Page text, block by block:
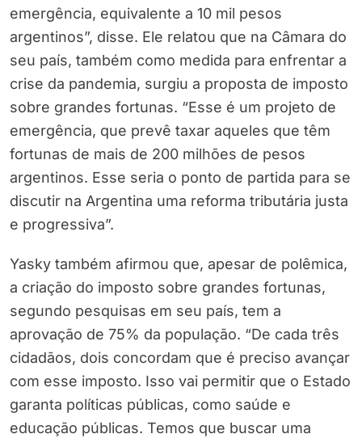
emergência, equivalente a 10 mil pesos
argentinos”, disse. Ele relatou que na Câmara do
seu país, também como medida para enfrentar a
crise da pandemia, surgiu a proposta de imposto
sobre grandes fortunas. “Esse é um projeto de
emergência, que prevê taxar aqueles que têm
fortunas de mais de 200 milhões de pesos
argentinos. Esse seria o ponto de partida para se
discutir na Argentina uma reforma tributária justa
e progressiva”.
Yasky também afirmou que, apesar de polêmica,
a criação do imposto sobre grandes fortunas,
segundo pesquisas em seu país, tem a
aprovação de 75% da população. “De cada três
cidadãos, dois concordam que é preciso avançar
com esse imposto. Isso vai permitir que o Estado
garanta políticas públicas, como saúde e
educação públicas. Temos que buscar uma